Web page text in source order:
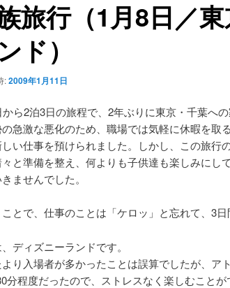
旅行（1月8日／
ド）
:2009年1月11日
から2泊3日の旅程で、2年ぶりに東京・千葉へ
の急激な悪化のため、職場では気軽に休暇を取
い仕事を預けられました。しかし、この旅行
と準備を整え、何よりも子供達も楽しみにし
ませんでした。
とで、仕事のことは「ケロッ」と忘れて、3日
ディズニーランドです。
り入場者が多かったことは誤算でしたが、ア
分程度だったので、ストレスなく楽しむこと